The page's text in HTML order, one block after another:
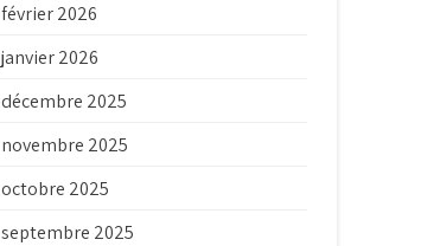
février 2026
janvier 2026
décembre 2025
novembre 2025
octobre 2025
septembre 2025